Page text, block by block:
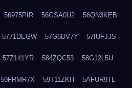
56975PIR 56GSA0U2 56QN3KEB
5771DEGW 57G6BV7Y 57IUFJJS
57Z141YR 584ZQC53 58G12L5U
59FRMR7X 59T11ZKH 5AFUR9TL